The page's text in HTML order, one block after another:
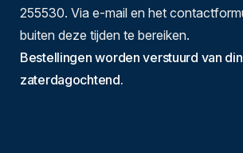
255530. Via e-mail en het
buiten deze tijden te bereiken.
Bestellingen worden verstuurd van
zaterdagochtend.